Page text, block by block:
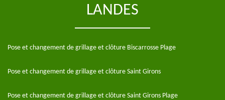
LANDES
Pose et changement de grillage et clôture Biscarrosse Plage
Pose et changement de grillage et clôture Saint Girons
Pose et changement de grillage et clôture Saint Girons Plage